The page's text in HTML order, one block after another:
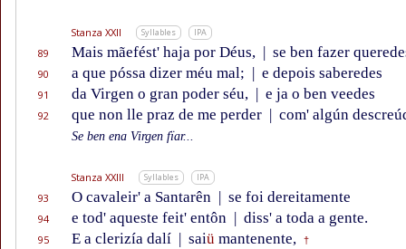
Stanza XXII Syllables IPA
89 Mais mãefést' haja por Déus, | se ben fazer
90 a que póssa dizer méu mal; | e depois saberedes
91 da Virgen o gran poder séu, | e ja o ben veedes
92 que non lle praz de me perder | com' algún
Se ben ena Virgen fïar...
Stanza XXIII Syllables IPA
93 O cavaleir' a Santarên | se foi dereitamente
94 e tod' aqueste feit' entôn | diss' a toda a gente.
95 E a clerizía dalí | saiü mantenente, †